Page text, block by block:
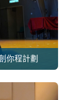
你程計劃